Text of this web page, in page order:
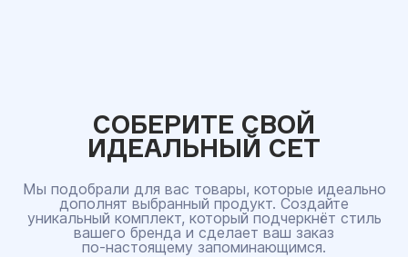
СОБЕРИТЕ СВОЙ
ИДЕАЛЬНЫЙ СЕТ
Мы подобрали для вас товары, которые идеально
дополнят выбранный продукт. Создайте
уникальный комплект, который подчеркнёт стиль
вашего бренда и сделает ваш заказ
по‑настоящему запоминающимся.